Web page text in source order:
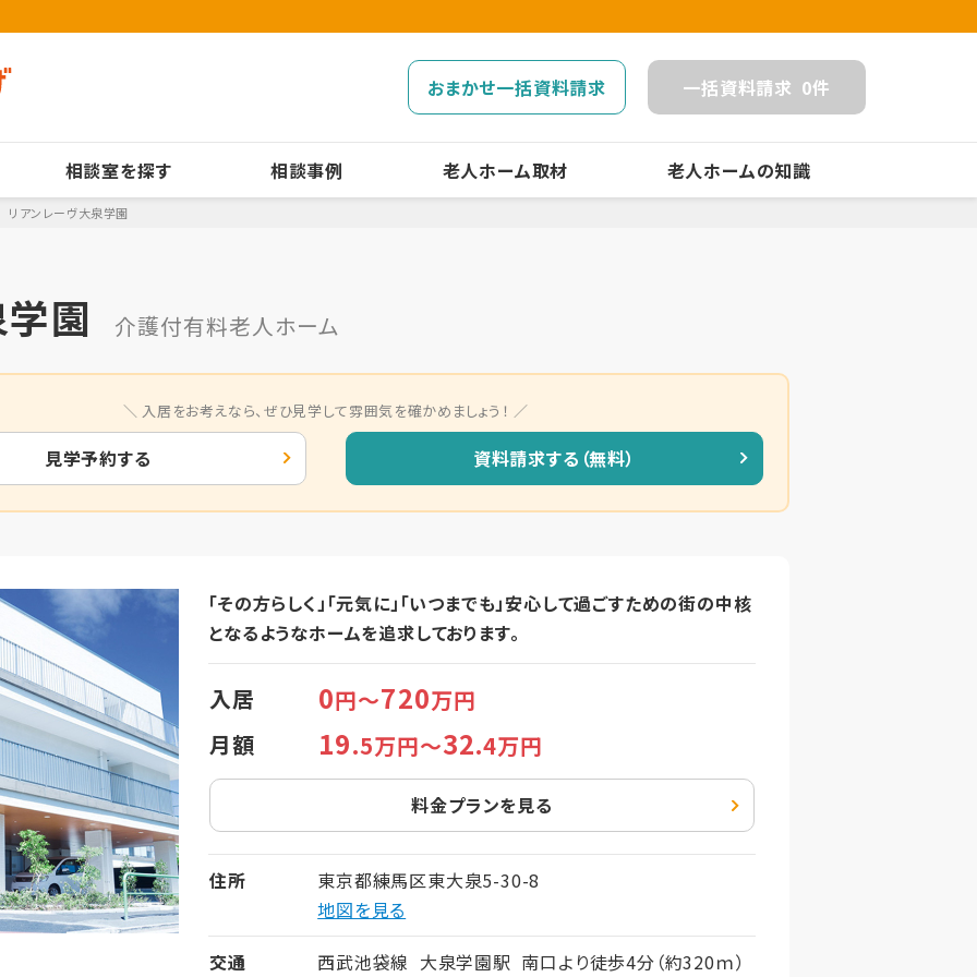
おまかせ一括資料請求 一括資料請求 0件
相談室を探す 相談事例 老人ホーム取材 老人ホームの知識
リアンレーヴ大泉学園
園 介護付有料老人ホーム
入居をお考えなら、ぜひ見学して雰囲気を確かめましょう！
見学予約する 資料請求する（無料）
「その方らしく」「元気に」「いつまでも」安心して過ごすための街の中核
となるようなホームを追求しております。
入居 0円～720万円
月額
19.5万円～32.4万円
料金プランを見る
住所
東京都練馬区東大泉5-30-8
地図を見る
交通
西武池袋線 大泉学園駅 南口より徒歩4分（約320ｍ）